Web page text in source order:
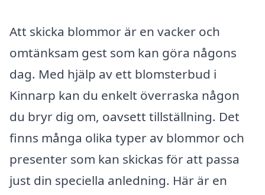
Att skicka blommor är en vacker och
omtänksam gest som kan göra någons
dag. Med hjälp av ett blomsterbud i
Kinnarp kan du enkelt överraska någon
du bryr dig om, oavsett tillställning. Det
finns många olika typer av blommor och
presenter som kan skickas för att passa
just din speciella anledning. Här är en